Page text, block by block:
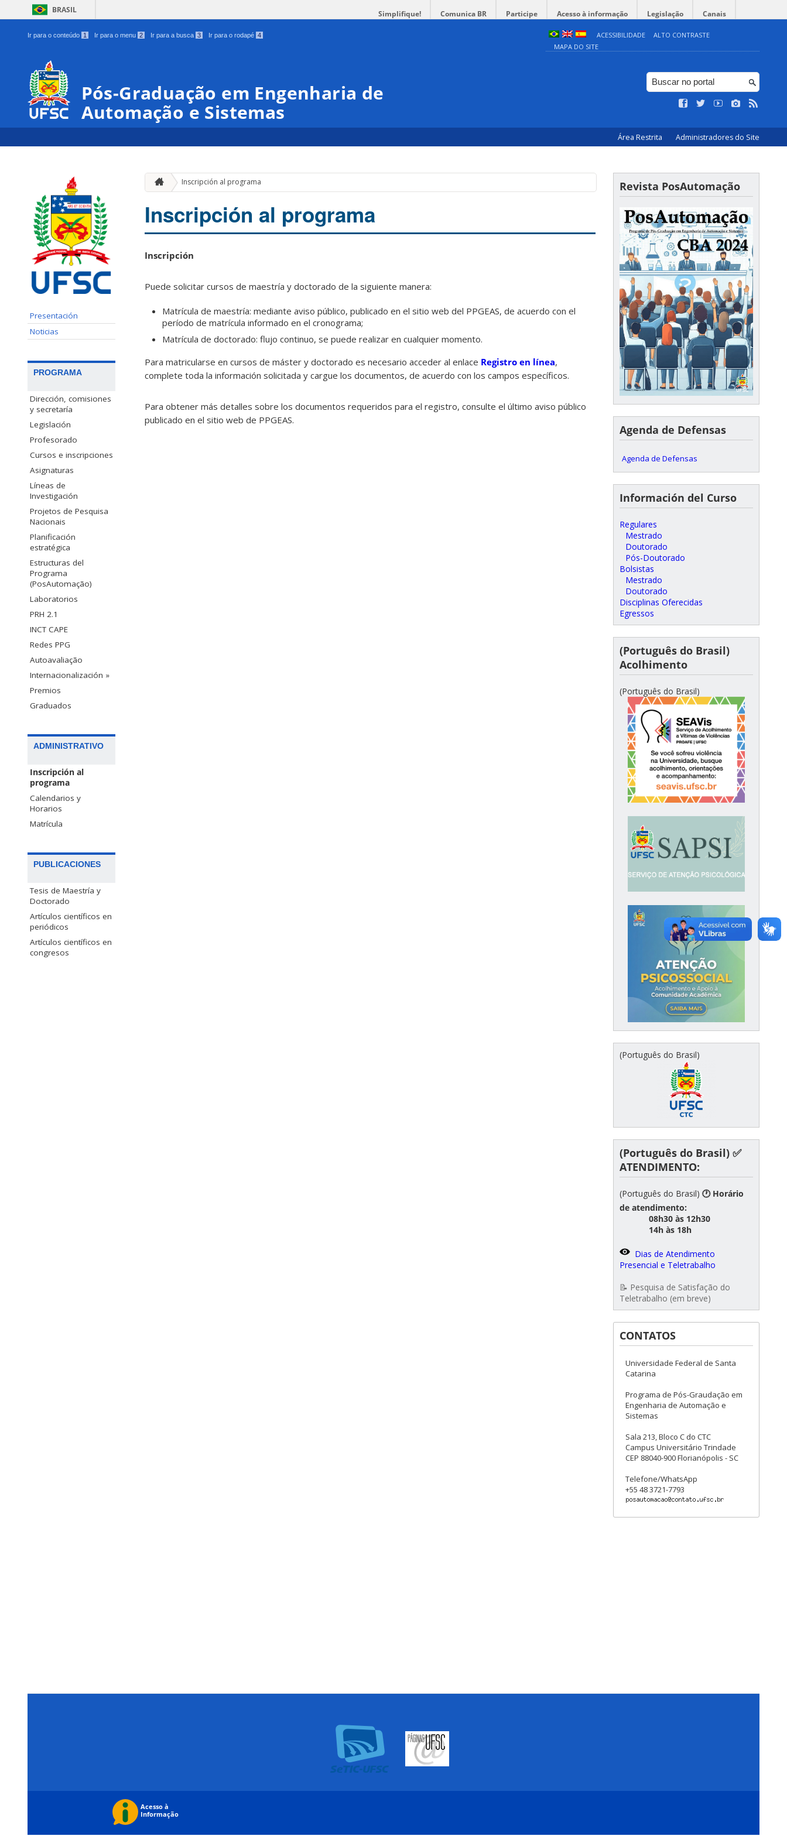
BRASIL Simplifique! Comunica BR Participe Acesso à informação Legislação Canais
Ir para o conteúdo 1 Ir para o menu 2 Ir para a busca 3 Ir para o rodapé 4 ACESSIBILIDADE
ALTO CONTRASTE
MAPA DO SITE
Pós-Graduação em Engenharia de
Automação e Sistemas
Área Restrita Administradores do Site
Presentación
Noticias
PROGRAMA
Dirección, comisiones
y secretaría
Legislación
Profesorado
Cursos e inscripciones
Asignaturas
Líneas de
Investigación
Projetos de Pesquisa
Nacionais
Planificación
estratégica
Estructuras del
Programa
(PosAutomação)
Laboratorios
PRH 2.1
INCT CAPE
Redes PPG
Autoavaliação
Internacionalización »
Premios
Graduados
ADMINISTRATIVO
Inscripción al
programa
Calendarios y
Horarios
Matrícula
PUBLICACIONES
Tesis de Maestría y
Doctorado
Artículos científicos en
periódicos
Artículos científicos en
congresos
Inscripción al programa
Inscripción al programa
Inscripción
Puede solicitar cursos de maestría y doctorado de la siguiente manera:
Matrícula de maestría: mediante aviso público, publicado en el sitio web del PPGEAS, de acuerdo con el
período de matrícula informado en el cronograma;
Matrícula de doctorado: flujo continuo, se puede realizar en cualquier momento.
Para matricularse en cursos de máster y doctorado es necesario acceder al enlace Registro en línea,
complete toda la información solicitada y cargue los documentos, de acuerdo con los campos específicos.
Para obtener más detalles sobre los documentos requeridos para el registro, consulte el último aviso público
publicado en el sitio web de PPGEAS.
Revista PosAutomação
Agenda de Defensas
Agenda de Defensas
Información del Curso
Regulares
Mestrado
Doutorado
Pós-Doutorado
Bolsistas
Mestrado
Doutorado
Disciplinas Oferecidas
Egressos
(Português do Brasil)
Acolhimento
(Português do Brasil)
(Português do Brasil)
(Português do Brasil) ✅
ATENDIMENTO:
(Português do Brasil) 🕐 Horário
de atendimento:
08h30 às 12h30
14h às 18h
Dias de Atendimento
Presencial e Teletrabalho
📝 Pesquisa de Satisfação do
Teletrabalho (em breve)
CONTATOS
Universidade Federal de Santa
Catarina
Programa de Pós-Graudação em
Engenharia de Automação e
Sistemas
Sala 213, Bloco C do CTC
Campus Universitário Trindade
CEP 88040-900 Florianópolis - SC
Telefone/WhatsApp
+55 48 3721-7793